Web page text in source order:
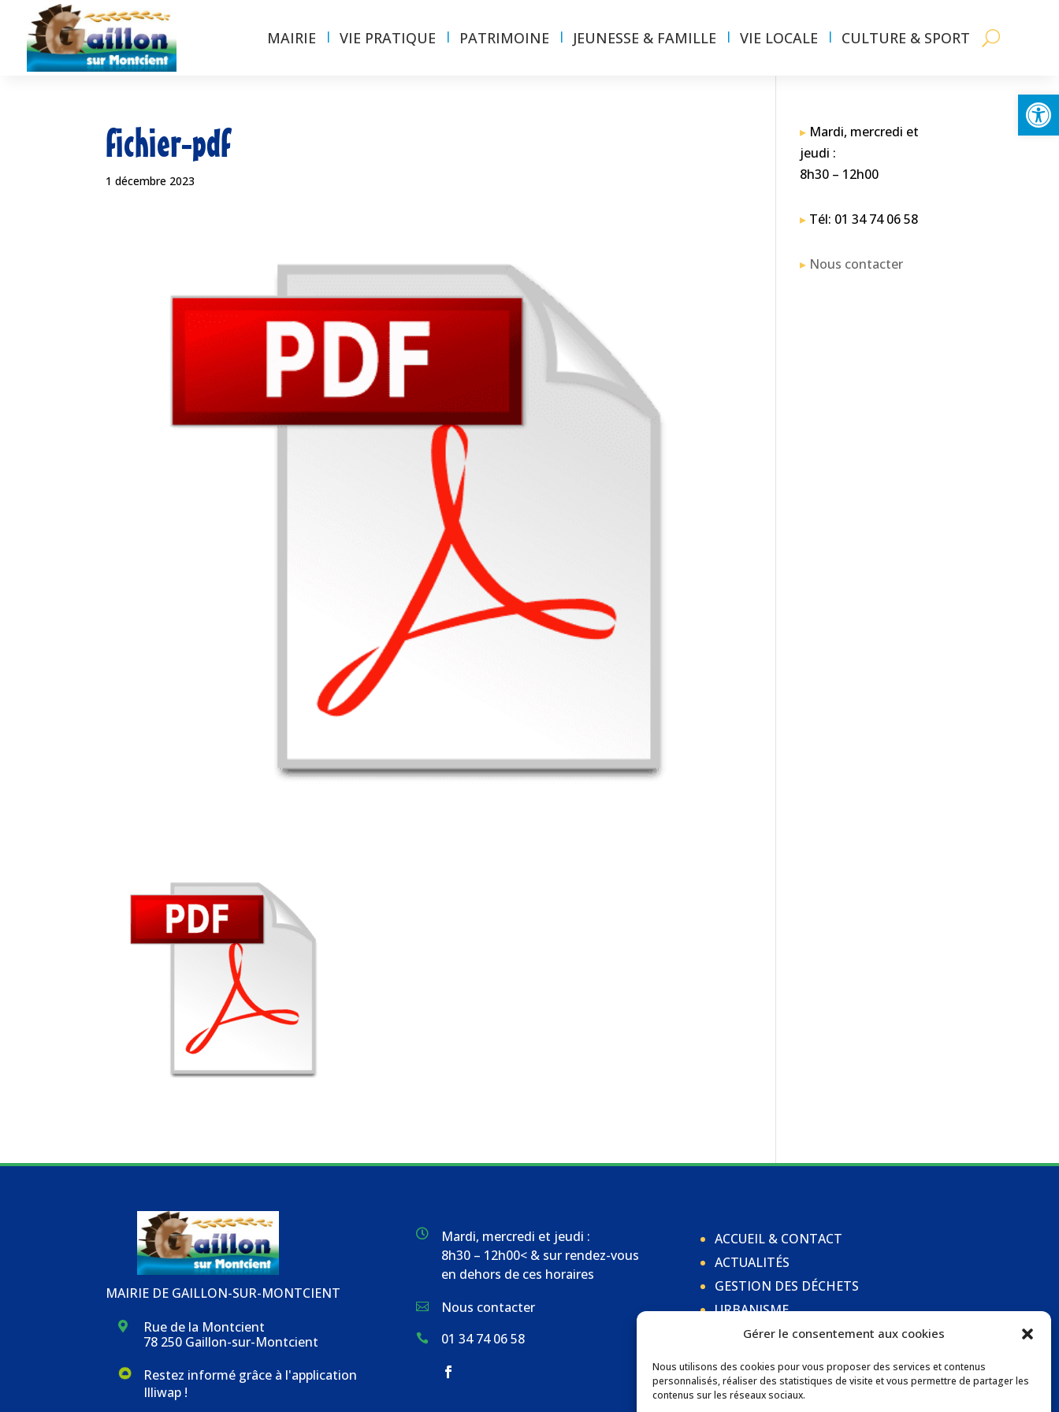
Ouvrir
Gérer le consentement aux cookies
Nous utilisons des cookies pour vous proposer des services et contenus
personnalisés, réaliser des statistiques de visite et vous permettre de partager les
contenus sur les réseaux sociaux.
MAIRIE VIE PRATIQUE PATRIMOINE JEUNESSE & FAMILLE VIE LOCALE CULTURE & SPORT
fichier-pdf
1 décembre 2023
▸ Mardi, mercredi et
jeudi :
8h30 – 12h00
▸ Tél: 01 34 74 06 58
▸ Nous contacter
MAIRIE DE GAILLON-SUR-MONTCIENT

Rue de la Montcient
78 250 Gaillon-sur-Montcient
Restez informé grâce à l'application
Illiwap !

Mardi, mercredi et jeudi :
8h30 – 12h00< & sur rendez-vous
en dehors de ces horaires
 Nous contacter
 01 34 74 06 58
ACCUEIL & CONTACT
ACTUALITÉS
GESTION DES DÉCHETS
URBANISME
COMMUNICATIONS DE LA MAIRIE